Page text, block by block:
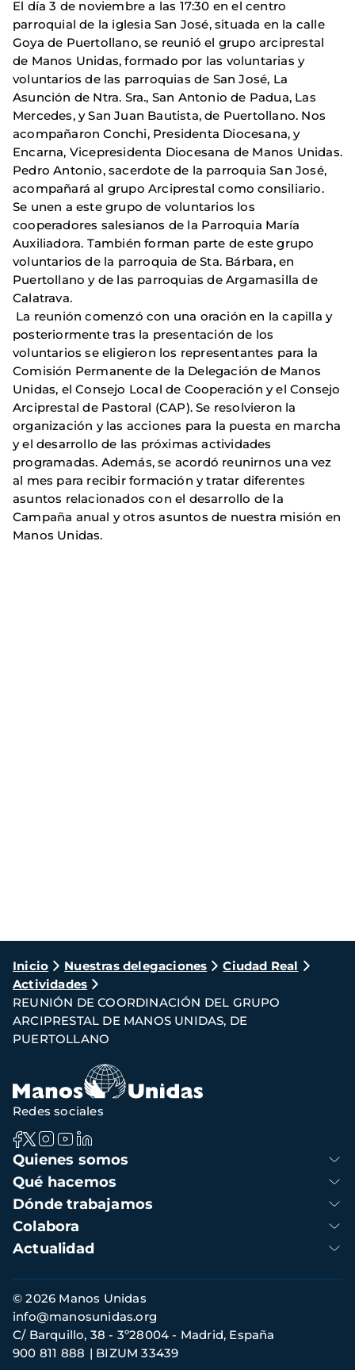
El día 3 de noviembre a las 17:30 en el centro
parroquial de la iglesia San José, situada en la calle
Goya de Puertollano, se reunió el grupo arciprestal
de Manos Unidas, formado por las voluntarias y
voluntarios de las parroquias de San José, La
Asunción de Ntra. Sra., San Antonio de Padua, Las
Mercedes, y San Juan Bautista, de Puertollano. Nos
acompañaron Conchi, Presidenta Diocesana, y
Encarna, Vicepresidenta Diocesana de Manos Unidas.
Pedro Antonio, sacerdote de la parroquia San José,
acompañará al grupo Arciprestal como consiliario.
Se unen a este grupo de voluntarios los
cooperadores salesianos de la Parroquia María
Auxiliadora. También forman parte de este grupo
voluntarios de la parroquia de Sta. Bárbara, en
Puertollano y de las parroquias de Argamasilla de
Calatrava.
La reunión comenzó con una oración en la capilla y
posteriormente tras la presentación de los
voluntarios se eligieron los representantes para la
Comisión Permanente de la Delegación de Manos
Unidas, el Consejo Local de Cooperación y el Consejo
Arciprestal de Pastoral (CAP). Se resolvieron la
organización y las acciones para la puesta en marcha
y el desarrollo de las próximas actividades
programadas. Además, se acordó reunirnos una vez
al mes para recibir formación y tratar diferentes
asuntos relacionados con el desarrollo de la
Campaña anual y otros asuntos de nuestra misión en
Manos Unidas.
Ruta
de
navegación
Inicio Nuestras delegaciones
Ciudad Real
Actividades
REUNIÓN DE COORDINACIÓN DEL GRUPO
ARCIPRESTAL DE MANOS UNIDAS, DE
PUERTOLLANO
Navegación
principal
Quienes somos
Qué hacemos
Dónde trabajamos
Colabora
Actualidad
Redes sociales
Información
de
contacto
© 2026 Manos Unidas
C/ Barquillo, 38 - 3º28004 - Madrid, España
900 811 888
BIZUM 33439
info@manosunidas.org